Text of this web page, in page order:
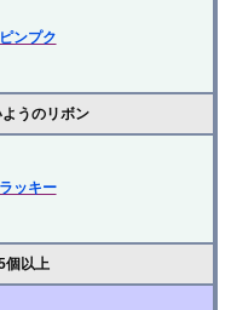
ピンプク
うのリボン
ラッキー
以上